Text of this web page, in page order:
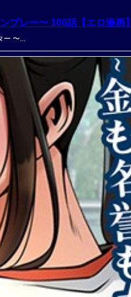
プレー〜 106話【エロ漫画】
〜...